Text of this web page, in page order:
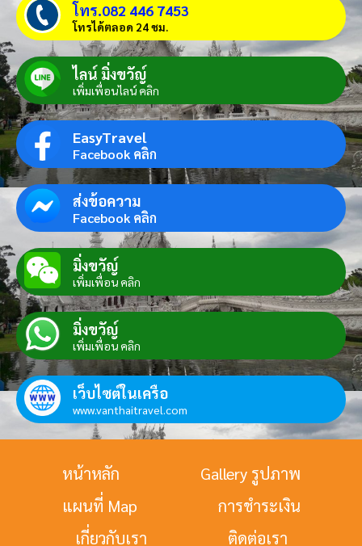
โทร.082 446 7453
โทรได้ตลอด 24 ชม.
ไลน์ มิ่งขวัญ์
เพิ่มเพื่อนไลน์ คลิก
EasyTravel
Facebook คลิก
ส่งข้อความ
Facebook คลิก
มิ่งขวัญ์
เพิ่มเพื่อน คลิก
มิ่งขวัญ์
เพิ่มเพื่อน คลิก
เว็บไซต์ในเครือ
www.vanthaitravel.com
หน้าหลัก
Gallery รูปภาพ
แผนที่ Map
การชำระเงิน
เกี่ยวกับเรา
ติดต่อเรา